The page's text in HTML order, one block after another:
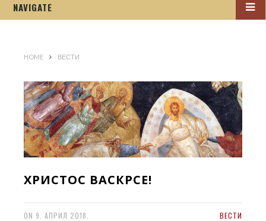
NAVIGATE
HOME ВЕСТИ
ХРИСТОС ВАСКРСЕ!
ON 9. АПРИЛ 2018. ВЕСТИ